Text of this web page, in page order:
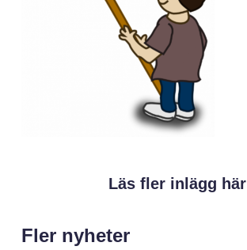
Läs fler inlägg här
Fler nyheter